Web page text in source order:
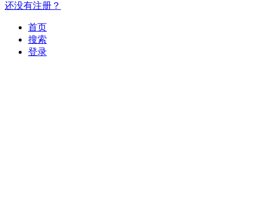
还没有注册？
首页
搜索
登录